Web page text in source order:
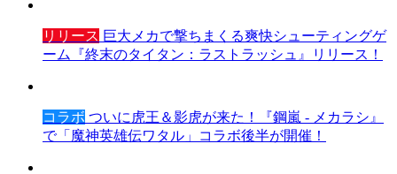
リリース 巨大メカで撃ちまくる爽快シューティングゲ
ーム『終末のタイタン：ラストラッシュ』リリース！
コラボ ついに虎王＆影虎が来た！『鋼嵐 - メカラシ』
で「魔神英雄伝ワタル」コラボ後半が開催！